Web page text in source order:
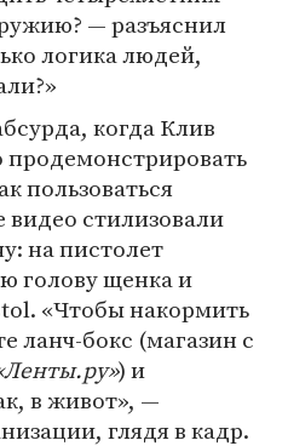
— разъяснил
логика людей,
когда Клив
продемонстрировать
пользоваться
стилизовали
на пистолет
голову щенка и
«Чтобы накормить
ланч-бокс (магазин с
) и
в живот», —
глядя в кадр.